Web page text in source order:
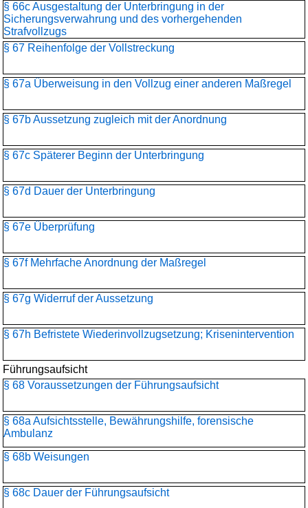
§ 66c Ausgestaltung der Unterbringung in der
Sicherungsverwahrung und des vorhergehenden
Strafvollzugs
§ 67 Reihenfolge der Vollstreckung
§ 67a Überweisung in den Vollzug einer anderen Maßregel
§ 67b Aussetzung zugleich mit der Anordnung
§ 67c Späterer Beginn der Unterbringung
§ 67d Dauer der Unterbringung
§ 67e Überprüfung
§ 67f Mehrfache Anordnung der Maßregel
§ 67g Widerruf der Aussetzung
§ 67h Befristete Wiederinvollzugsetzung; Krisenintervention
Führungsaufsicht
§ 68 Voraussetzungen der Führungsaufsicht
§ 68a Aufsichtsstelle, Bewährungshilfe, forensische
Ambulanz
§ 68b Weisungen
§ 68c Dauer der Führungsaufsicht